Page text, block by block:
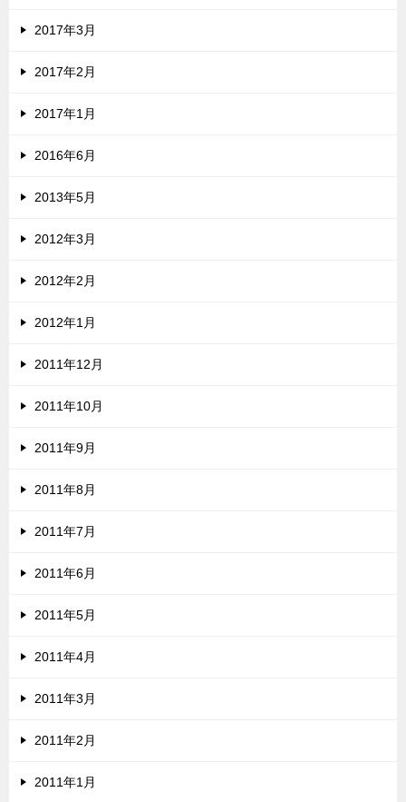
2017年3月
2017年2月
2017年1月
2016年6月
2013年5月
2012年3月
2012年2月
2012年1月
2011年12月
2011年10月
2011年9月
2011年8月
2011年7月
2011年6月
2011年5月
2011年4月
2011年3月
2011年2月
2011年1月